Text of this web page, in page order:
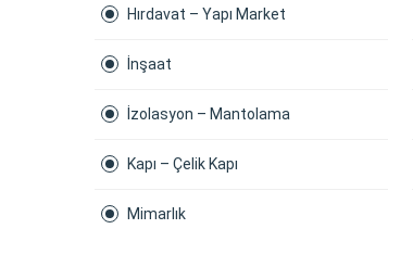
Hırdavat – Yapı Market
İnşaat
İzolasyon – Mantolama
Kapı – Çelik Kapı
Mimarlık